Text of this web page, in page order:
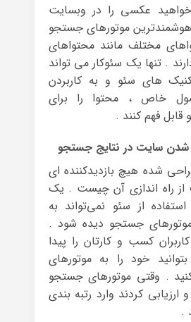
عکسی را در وبسایت
موتورهای جستجو
مختلف مانند محتواهای
. تنها یک سئوکار می تواند
های سئو و به کاربردن
خاص ، محتوا را برای
فهم کنند .
شده هیچ بازدیدکننده ای
راه اندازی آن چیست . یک
از سئو نمی‌تواند به
جستجو دیده شود .
کسب و کارتان را پیدا
بتوانید خود را به موتورهای
. وقتی موتورهای جستجو
کردند وارد رتبه بندی
.